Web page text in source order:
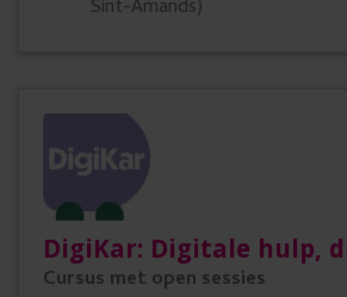
Sint-Amands)
DigiKar: Digitale hulp,
Cursus met open sessies